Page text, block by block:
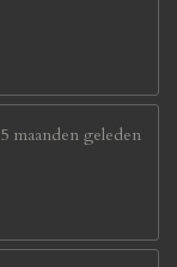
5 maanden geleden